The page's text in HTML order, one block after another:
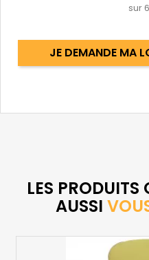
sur
JE DEMANDE MA
LES
AUSSI